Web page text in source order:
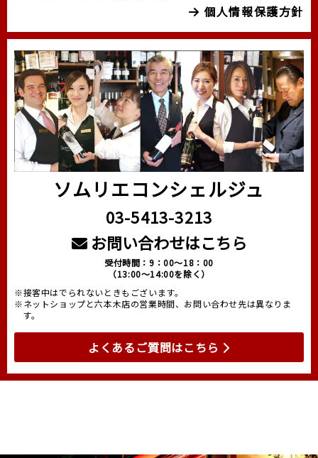
個人情報保護方針
ソムリエコンシェルジュ
03-5413-3213
お問い合わせはこちら
受付時間：9：00～18：00
（13:00～14:00を除く）
※接客中はでられないときもございます。
※ネットショップと六本木店の営業時間、お問い合わせ先は異なりま
す。
よくあるご質問はこちら